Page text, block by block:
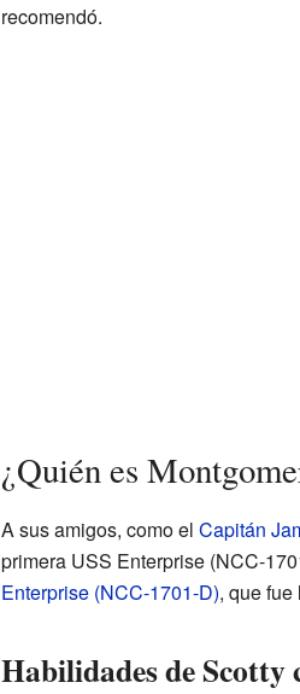
recomendó.
¿Quién es
A sus amigos, como el Capitán
primera USS Enterprise (NCC-
Enterprise (NCC-1701-D), que
Habilidades de Scotty